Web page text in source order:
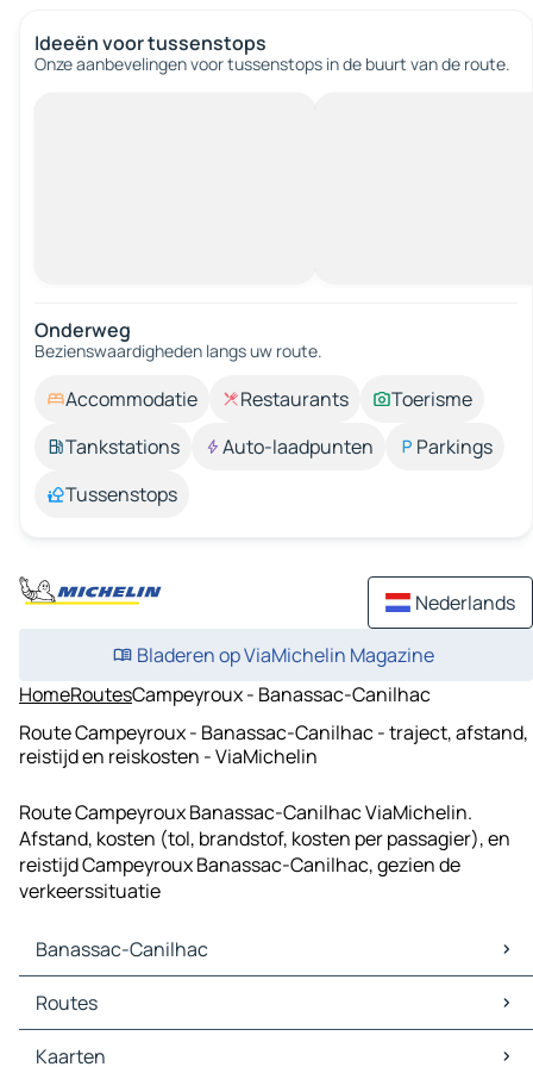
Ideeën voor tussenstops
Onze aanbevelingen voor tussenstops in de buurt van de route.
Onderweg
Bezienswaardigheden langs uw route.
Accommodatie Restaurants
Toerisme
Tankstations
Auto-laadpunten
Parkings
Tussenstops
Nederlands
Bladeren op ViaMichelin Magazine
HomeRoutesCampeyroux - Banassac-Canilhac
Route Campeyroux - Banassac-Canilhac - traject, afstand,
reistijd en reiskosten - ViaMichelin
Route Campeyroux Banassac-Canilhac ViaMichelin.
Afstand, kosten (tol, brandstof, kosten per passagier), en
reistijd Campeyroux Banassac-Canilhac, gezien de
verkeerssituatie
Banassac-Canilhac
Banassac-Canilhac Kaarten
Banassac-Canilhac Verkeer
Banassac-Canilhac Hotels
Routes
Routes Banassac-Canilhac - Saint-Georges-de-Lévéjac
Kaarten